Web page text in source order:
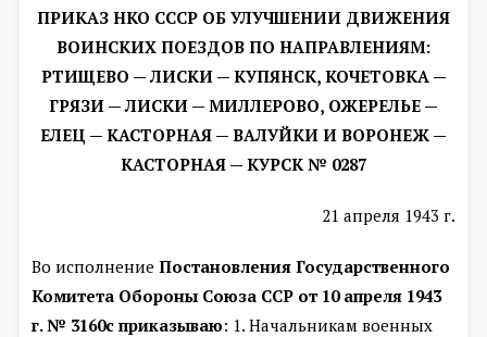
ПРИКАЗ НКО СССР ОБ УЛУЧШЕНИИ ДВИЖЕНИЯ
ВОИНСКИХ ПОЕЗДОВ ПО НАПРАВЛЕНИЯМ:
РТИЩЕВО — ЛИСКИ — КУПЯНСК, КОЧЕТОВКА —
ГРЯЗИ — ЛИСКИ — МИЛЛЕРОВО, ОЖЕРЕЛЬЕ —
ЕЛЕЦ — КАСТОРНАЯ — ВАЛУЙКИ И ВОРОНЕЖ —
КАСТОРНАЯ — КУРСК № 0287
21 апреля 1943 г.
Во исполнение Постановления Государственного
Комитета Обороны Союза ССР от 10 апреля 1943
г. № 3160с приказываю: 1. Начальникам военных